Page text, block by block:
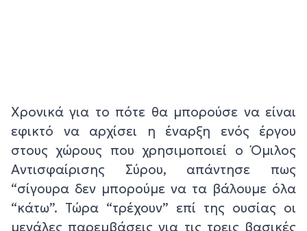
Χρονικά για το πότε θα μπορούσε να είναι
εφικτό να αρχίσει η έναρξη ενός έργου
στους χώρους που χρησιμοποιεί ο Όμιλος
Αντισφαίρισης Σύρου, απάντησε πως
“σίγουρα δεν μπορούμε να τα βάλουμε όλα
“κάτω”. Τώρα “τρέχουν” επί της ουσίας οι
μεγάλες παρεμβάσεις για τις τρεις βασικές